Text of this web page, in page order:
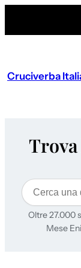
Cruciverba
Cerca
Oltre 27.000
Mese